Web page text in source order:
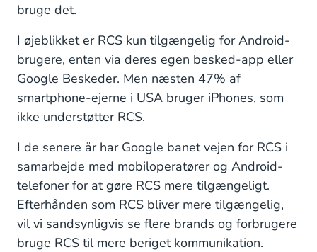
bruge det.
I øjeblikket er RCS kun tilgængelig for Android-
brugere, enten via deres egen besked-app eller
Google Beskeder. Men næsten 47% af
smartphone-ejerne i USA bruger iPhones, som
ikke understøtter RCS.
I de senere år har Google banet vejen for RCS i
samarbejde med mobiloperatører og Android-
telefoner for at gøre RCS mere tilgængeligt.
Efterhånden som RCS bliver mere tilgængelig,
vil vi sandsynligvis se flere brands og forbrugere
bruge RCS til mere beriget kommunikation.